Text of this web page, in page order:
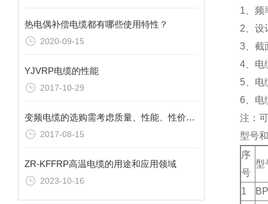
热电偶补偿电缆都有哪些使用特性？
2020-09-15
YJVRP电缆的性能
2017-10-29
变频电缆的选购需考虑质量、性能、性价比以及服务
2017-08-15
ZR-KFFRP高温电缆的用途和应用领域
2023-10-16
1、频
2、设
3、截
4、电
5、电
6、电
注：
型号
序
号
型
1